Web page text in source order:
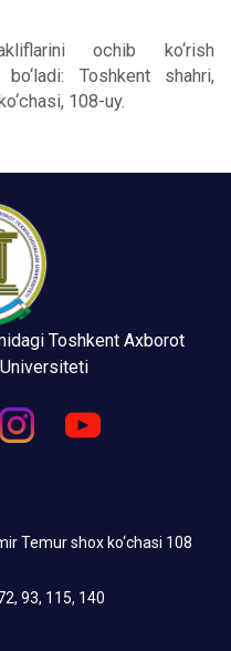
ochib ko‘rish
Toshkent shahri,
108-uy.
Toshkent Axborot
Temur shox ko‘chasi 108
93, 115, 140